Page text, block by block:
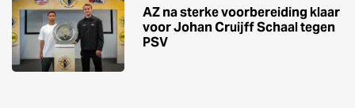
AZ na sterke voorbereiding klaar
voor Johan Cruijff Schaal tegen
PSV